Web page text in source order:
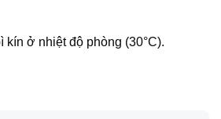
kín ở nhiệt độ phòng (30°C).